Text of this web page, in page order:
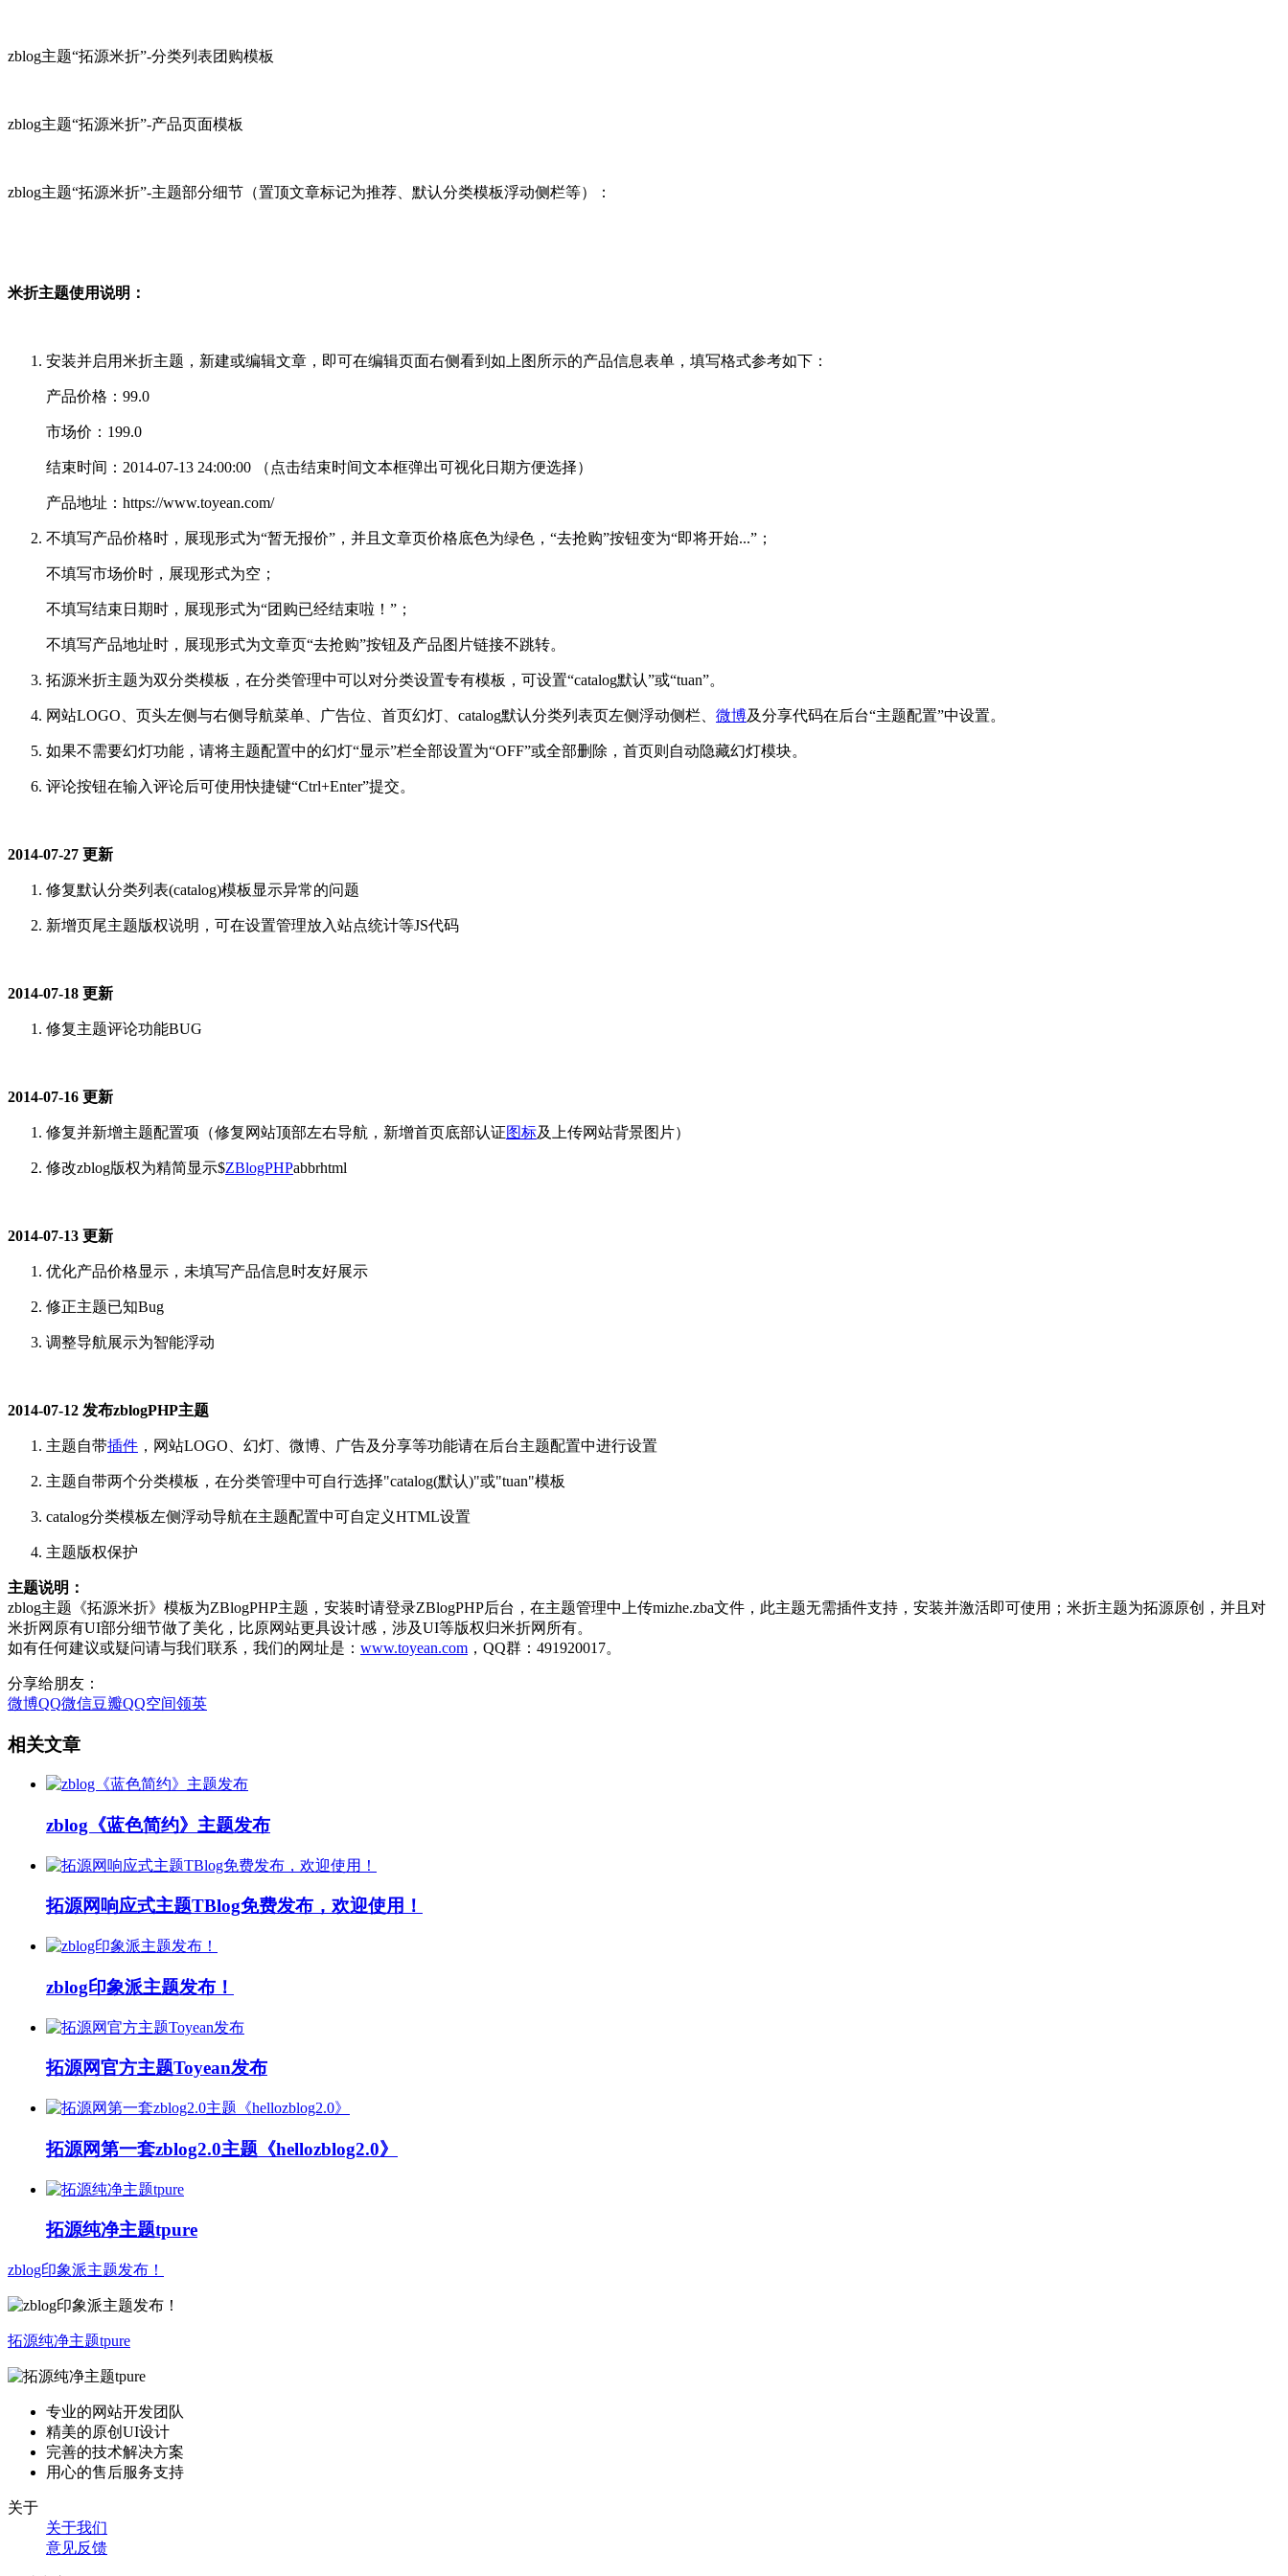
zblog主题“拓源米折”-分类列表团购模板
zblog主题“拓源米折”-产品页面模板
zblog主题“拓源米折”-主题部分细节（置顶文章标记为推荐、默认分类模板浮动侧栏等）：
米折主题使用说明：
安装并启用米折主题，新建或编辑文章，即可在编辑页面右侧看到如上图所示的产品信息表单，填写格式参考如下：
产品价格：99.0
市场价：199.0
结束时间：2014-07-13 24:00:00 （点击结束时间文本框弹出可视化日期方便选择）
产品地址：https://www.toyean.com/
不填写产品价格时，展现形式为“暂无报价”，并且文章页价格底色为绿色，“去抢购”按钮变为“即将开始...”；
不填写市场价时，展现形式为空；
不填写结束日期时，展现形式为“团购已经结束啦！”；
不填写产品地址时，展现形式为文章页“去抢购”按钮及产品图片链接不跳转。
拓源米折主题为双分类模板，在分类管理中可以对分类设置专有模板，可设置“catalog默认”或“tuan”。
网站LOGO、页头左侧与右侧导航菜单、广告位、首页幻灯、catalog默认分类列表页左侧浮动侧栏、 微博及分享代码在后台“主题配置”中设置。
如果不需要幻灯功能，请将主题配置中的幻灯“显示”栏全部设置为“OFF”或全部删除，首页则自动隐藏幻灯模块。
评论按钮在输入评论后可使用快捷键“Ctrl+Enter”提交。
2014-07-27 更新
修复默认分类列表(catalog)模板显示异常的问题
新增页尾主题版权说明，可在设置管理放入站点统计等JS代码
2014-07-18 更新
修复主题评论功能BUG
2014-07-16 更新
修复并新增主题配置项（修复网站顶部左右导航，新增首页底部认证图标及上传网站背景图片）
修改zblog版权为精简显示$ZBlogPHPabbrhtml
2014-07-13 更新
优化产品价格显示，未填写产品信息时友好展示
修正主题已知Bug
调整导航展示为智能浮动
2014-07-12 发布zblogPHP主题
主题自带插件 ，网站LOGO、幻灯、微博、广告及分享等功能请在后台主题配置中进行设置
主题自带两个分类模板，在分类管理中可自行选择"catalog(默认)"或"tuan"模板
catalog分类模板左侧浮动导航在主题配置中可自定义HTML设置
主题版权保护
主题说明：
zblog主题《拓源米折》模板为ZBlogPHP主题，安装时请登录ZBlogPHP后台，在主题管理中上传mizhe.zba文件，此主题无需插件支持，安装并激活即可使用；米折主题为拓源原创，并且对
米折网原有UI部分细节做了美化，比原网站更具设计感，涉及UI等版权归米折网所有。
如有任何建议或疑问请与我们联系，我们的网址是： www.toyean.com ，QQ群：491920017。
分享给朋友：
微博QQ微信豆瓣QQ空间领英
相关文章
zblog《蓝色简约》主题发布
拓源网响应式主题TBlog免费发布，欢迎使用！
zblog印象派主题发布！
拓源网官方主题Toyean发布
拓源网第一套zblog2.0主题《hellozblog2.0》
拓源纯净主题tpure
zblog印象派主题发布！
拓源纯净主题tpure
专业的网站开发团队
精美的原创UI设计
完善的技术解决方案
用心的售后服务支持
关于
关于我们
意见反馈